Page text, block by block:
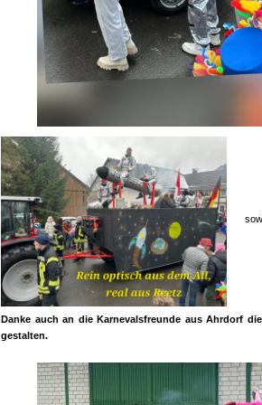
Danke auch an die Karnevalsfreunde aus Ahrdorf
gestalten.